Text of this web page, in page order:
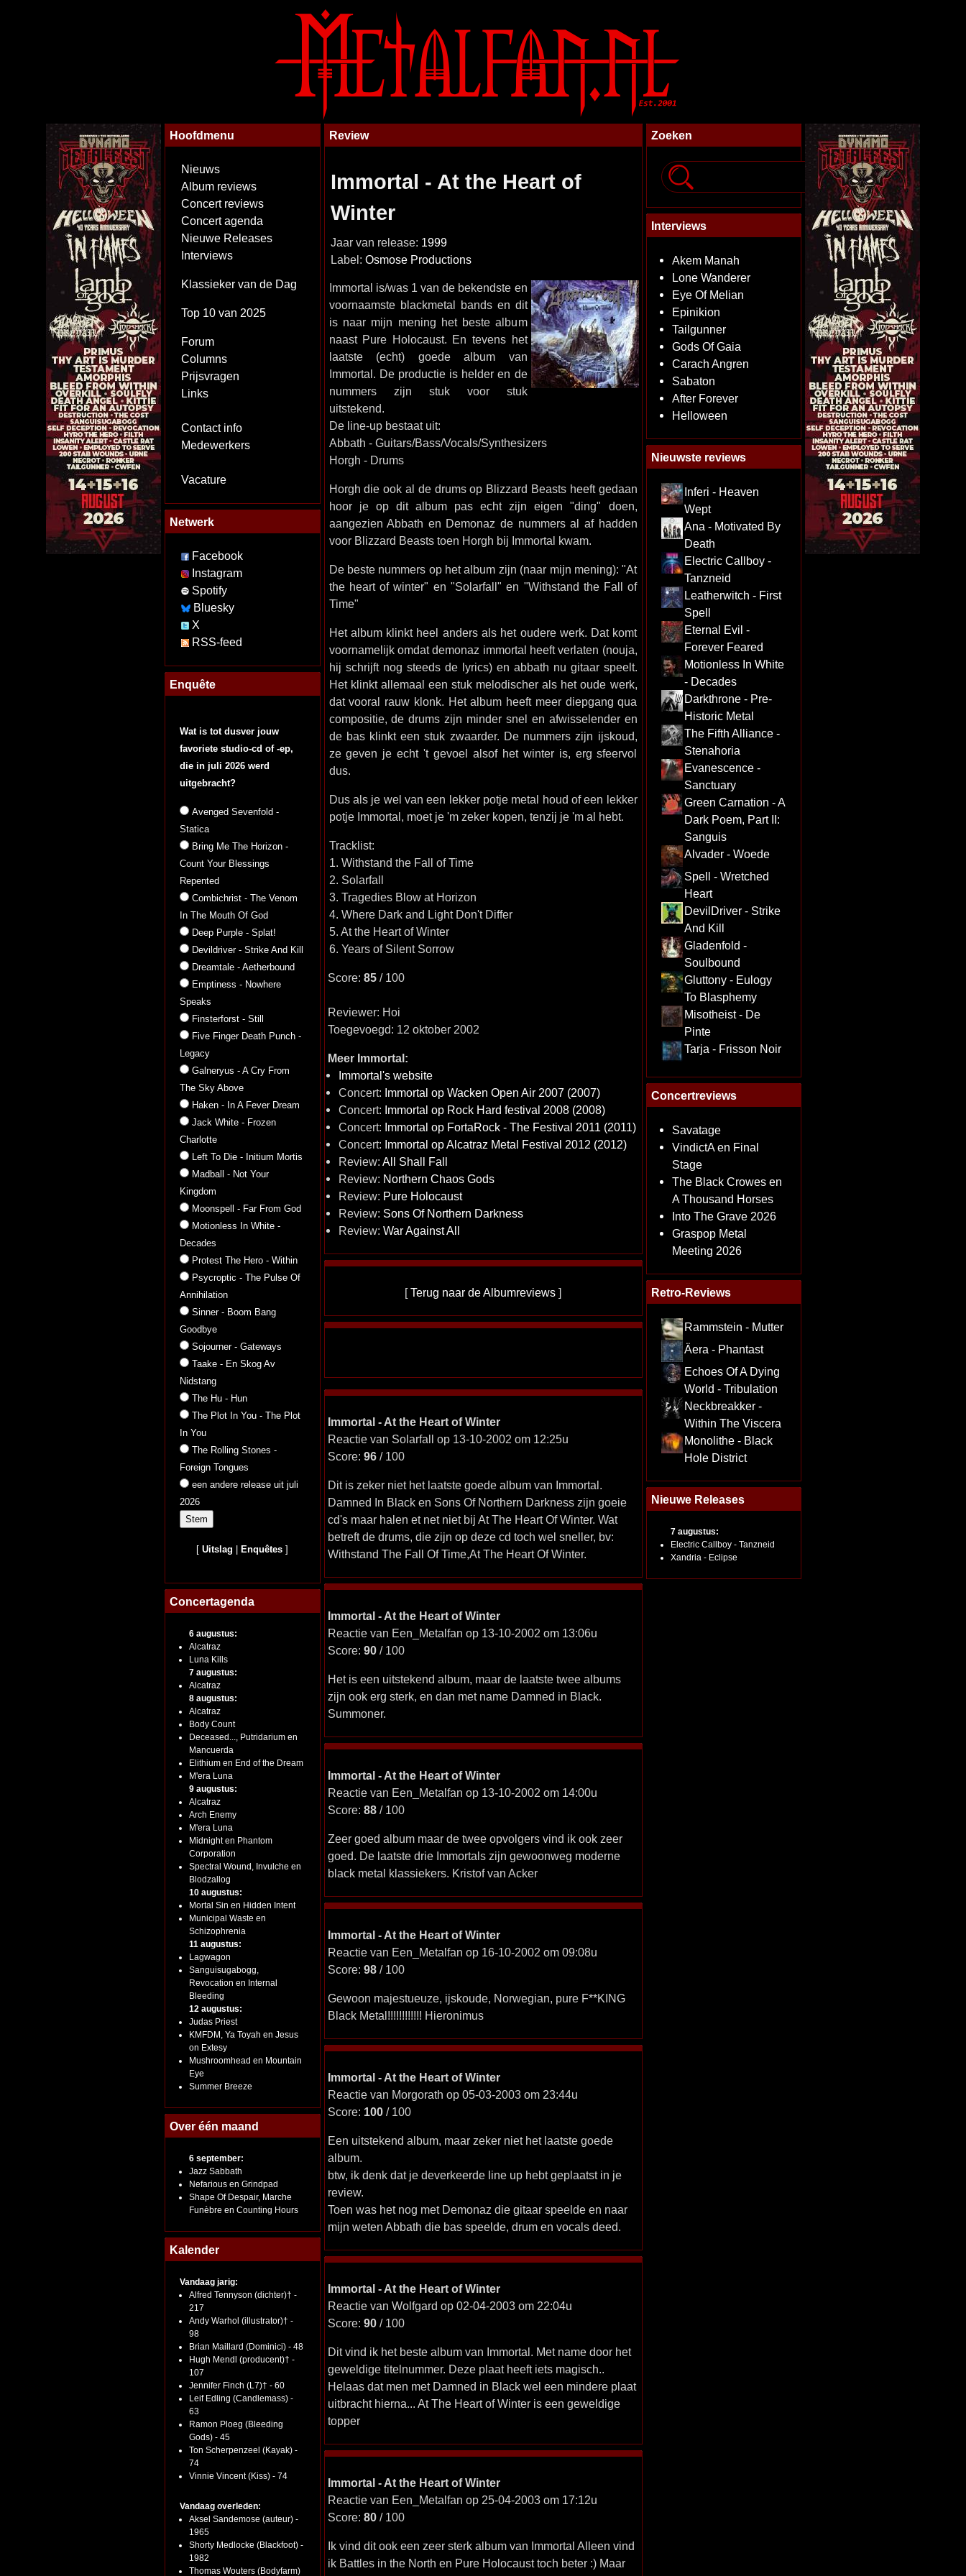
Hoofdmenu
Nieuws
Album reviews
Concert reviews
Concert agenda
Nieuwe Releases
Interviews
Klassieker van de Dag
Top 10 van 2025
Forum
Columns
Prijsvragen
Links
Contact info
Medewerkers
Vacature
Netwerk
Facebook
Instagram
Spotify
Bluesky
X
RSS-feed
Enquête
Wat is tot dusver jouw
favoriete studio-cd of -ep,
die in juli 2026 werd
uitgebracht?
Avenged Sevenfold -
Statica
Bring Me The Horizon -
Count Your Blessings
Repented
Combichrist - The Venom
In The Mouth Of God
Deep Purple - Splat!
Devildriver - Strike And Kill
Dreamtale - Aetherbound
Emptiness - Nowhere
Speaks
Finsterforst - Still
Five Finger Death Punch -
Legacy
Galneryus - A Cry From
The Sky Above
Haken - In A Fever Dream
Jack White - Frozen
Charlotte
Left To Die - Initium Mortis
Madball - Not Your
Kingdom
Moonspell - Far From God
Motionless In White -
Decades
Protest The Hero - Within
Psycroptic - The Pulse Of
Annihilation
Sinner - Boom Bang
Goodbye
Sojourner - Gateways
Taake - En Skog Av
Nidstang
The Hu - Hun
The Plot In You - The Plot
In You
The Rolling Stones -
Foreign Tongues
een andere release uit juli
2026
[Uitslag Enquêtes ]
Concertagenda
6 augustus:
Alcatraz
Luna Kills
7 augustus:
Alcatraz
8 augustus:
Alcatraz
Body Count
Deceased..., Putridarium en
Mancuerda
Elithium en End of the Dream
M'era Luna
9 augustus:
Alcatraz
Arch Enemy
M'era Luna
Midnight en Phantom
Corporation
Spectral Wound, Invulche en
Blodzallog
10 augustus:
Mortal Sin en Hidden Intent
Municipal Waste en
Schizophrenia
11 augustus:
Lagwagon
Sanguisugabogg,
Revocation en Internal
Bleeding
12 augustus:
Judas Priest
KMFDM, Ya Toyah en Jesus
on Extesy
Mushroomhead en Mountain
Eye
Summer Breeze
Over één maand
6 september:
Jazz Sabbath
Nefarious en Grindpad
Shape Of Despair, Marche
Funèbre en Counting Hours
Kalender
Vandaag jarig:
Alfred Tennyson (dichter)† -
217
Andy Warhol (illustrator)† -
98
Brian Maillard (Dominici) - 48
Hugh Mendl (producent)† -
107
Jennifer Finch (L7)† - 60
Leif Edling (Candlemass) -
63
Ramon Ploeg (Bleeding
Gods) - 45
Ton Scherpenzeel (Kayak) -
74
Vinnie Vincent (Kiss) - 74
Vandaag overleden:
Aksel Sandemose (auteur) -
1965
Shorty Medlocke (Blackfoot) -
1982
Thomas Wouters (Bodyfarm)
Review
Immortal - At the Heart of
Winter
Jaar van release: 1999
Label: Osmose Productions
Immortal is/was 1 van de bekendste en
voornaamste blackmetal bands en dit
is naar mijn mening het beste album
naast Pure Holocaust. En tevens het
laatste (echt) goede album van
Immortal. De productie is helder en de
nummers zijn stuk voor stuk
uitstekend.
De line-up bestaat uit:
Abbath - Guitars/Bass/Vocals/Synthesizers
Horgh - Drums
Horgh die ook al de drums op Blizzard Beasts heeft gedaan
hoor je op dit album pas echt zijn eigen "ding" doen,
aangezien Abbath en Demonaz de nummers al af hadden
voor Blizzard Beasts toen Horgh bij Immortal kwam.
De beste nummers op het album zijn (naar mijn mening): "At
the heart of winter" en "Solarfall" en "Withstand the Fall of
Time"
Het album klinkt heel anders als het oudere werk. Dat komt
voornamelijk omdat demonaz immortal heeft verlaten (nouja,
hij schrijft nog steeds de lyrics) en abbath nu gitaar speelt.
Het klinkt allemaal een stuk melodischer als het oude werk,
dat vooral rauw klonk. Het album heeft meer diepgang qua
compositie, de drums zijn minder snel en afwisselender en
de bas klinkt een stuk zwaarder. De nummers zijn ijskoud,
ze geven je echt 't gevoel alsof het winter is, erg sfeervol
dus.
Dus als je wel van een lekker potje metal houd of een lekker
potje Immortal, moet je 'm zeker kopen, tenzij je 'm al hebt.
Tracklist:
1. Withstand the Fall of Time
2. Solarfall
3. Tragedies Blow at Horizon
4. Where Dark and Light Don't Differ
5. At the Heart of Winter
6. Years of Silent Sorrow
Score: 85/ 100
Reviewer: Hoi
Toegevoegd: 12 oktober 2002
Meer Immortal:
Immortal's website
Concert: Immortal op Wacken Open Air 2007 (2007)
Concert: Immortal op Rock Hard festival 2008 (2008)
Concert: Immortal op FortaRock - The Festival 2011 (2011)
Concert: Immortal op Alcatraz Metal Festival 2012 (2012)
Review: All Shall Fall
Review: Northern Chaos Gods
Review: Pure Holocaust
Review: Sons Of Northern Darkness
Review: War Against All
[Terug naar de Albumreviews ]
Immortal - At the Heart of Winter
Reactie van Solarfall op 13-10-2002 om 12:25u
Score: 96/ 100
Dit is zeker niet het laatste goede album van Immortal.
Damned In Black en Sons Of Northern Darkness zijn goeie
cd's maar halen et net niet bij At The Heart Of Winter. Wat
betreft de drums, die zijn op deze cd toch wel sneller, bv:
Withstand The Fall Of Time,At The Heart Of Winter.
Immortal - At the Heart of Winter
Reactie van Een_Metalfan op 13-10-2002 om 13:06u
Score: 90/ 100
Het is een uitstekend album, maar de laatste twee albums
zijn ook erg sterk, en dan met name Damned in Black.
Summoner.
Immortal - At the Heart of Winter
Reactie van Een_Metalfan op 13-10-2002 om 14:00u
Score: 88/ 100
Zeer goed album maar de twee opvolgers vind ik ook zeer
goed. De laatste drie Immortals zijn gewoonweg moderne
black metal klassiekers. Kristof van Acker
Immortal - At the Heart of Winter
Reactie van Een_Metalfan op 16-10-2002 om 09:08u
Score: 98/ 100
Gewoon majestueuze, ijskoude, Norwegian, pure F**KING
Black Metal!!!!!!!!!!!! Hieronimus
Immortal - At the Heart of Winter
Reactie van Morgorath op 05-03-2003 om 23:44u
Score: 100/ 100
Een uitstekend album, maar zeker niet het laatste goede
album.
btw, ik denk dat je deverkeerde line up hebt geplaatst in je
review.
Toen was het nog met Demonaz die gitaar speelde en naar
mijn weten Abbath die bas speelde, drum en vocals deed.
Immortal - At the Heart of Winter
Reactie van Wolfgard op 02-04-2003 om 22:04u
Score: 90/ 100
Dit vind ik het beste album van Immortal. Met name door het
geweldige titelnummer. Deze plaat heeft iets magisch..
Helaas dat men met Damned in Black wel een mindere plaat
uitbracht hierna... At The Heart of Winter is een geweldige
topper
Immortal - At the Heart of Winter
Reactie van Een_Metalfan op 25-04-2003 om 17:12u
Score: 80/ 100
Ik vind dit ook een zeer sterk album van Immortal Alleen vind
ik Battles in the North en Pure Holocaust toch beter :) Maar
Zoeken
Interviews
Akem Manah
Lone Wanderer
Eye Of Melian
Epinikion
Tailgunner
Gods Of Gaia
Carach Angren
Sabaton
After Forever
Helloween
Nieuwste reviews
Inferi - Heaven
Wept
Ana - Motivated By
Death
Electric Callboy -
Tanzneid
Leatherwitch - First
Spell
Eternal Evil -
Forever Feared
Motionless In White
- Decades
Darkthrone - Pre-
Historic Metal
The Fifth Alliance -
Stenahoria
Evanescence -
Sanctuary
Green Carnation - A
Dark Poem, Part II:
Sanguis
Alvader - Woede
Spell - Wretched
Heart
DevilDriver - Strike
And Kill
Gladenfold -
Soulbound
Gluttony - Eulogy
To Blasphemy
Misotheist - De
Pinte
Tarja - Frisson Noir
Concertreviews
Savatage
VindictA en Final
Stage
The Black Crowes en
A Thousand Horses
Into The Grave 2026
Graspop Metal
Meeting 2026
Retro-Reviews
Rammstein - Mutter
Äera - Phantast
Echoes Of A Dying
World - Tribulation
Neckbreakker -
Within The Viscera
Monolithe - Black
Hole District
Nieuwe Releases
7 augustus:
Electric Callboy - Tanzneid
Xandria - Eclipse